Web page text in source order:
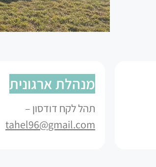
מנהלת ארגונית
תהל לקח דודסון –
tahel96@gmail.com